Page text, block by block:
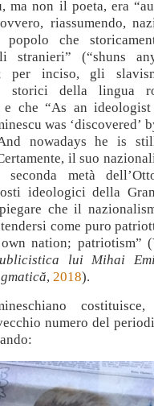
ma non il poeta, era
riassumendo,
che
stranieri” (“shuns
per inciso, gli
storici della lingua
e che “As an
was ‘discovered’
nowadays he is
il suo
metà
ideologici della
che il
come puro
nation; patriotism”
lui Mihai
, 2018).
numero del